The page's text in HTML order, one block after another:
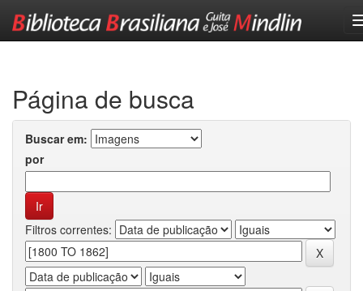
Página de busca
Buscar em:
por
Filtros correntes: